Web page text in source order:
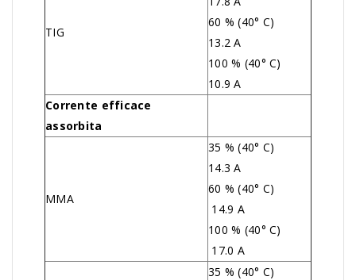
TIG
60 % (40° C)
13.2 A
100 % (40° C)
10.9 A
Corrente efficace
assorbita
MMA
35 % (40° C)
14.3 A
60 % (40° C)
14.9 A
100 % (40° C)
17.0 A
35 % (40° C)